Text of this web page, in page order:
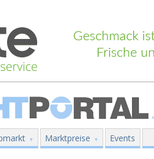
Marktpreise Events